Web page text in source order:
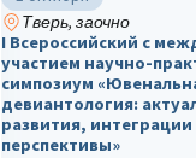
Тверь, заочно
I Всероссийский с
участием научно-
симпозиум
девиантология:
развития, интеграции
перспективы»